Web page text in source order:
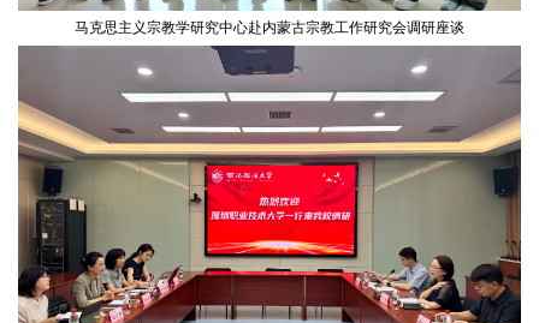
马克思主义宗教学研究中心赴内蒙古宗教工作研究会调研座谈